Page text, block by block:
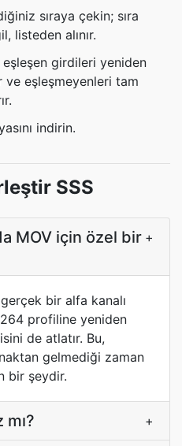
sıraya çekin; sıra
listeden alınır.
girdileri yeniden
eşleşmeyenleri tam
indirin.
SSS
MOV için özel bir +
bir alfa kanalı
profiline yeniden
de atlatır. Bu,
gelmediği zaman
bir şeydir.
mı? +